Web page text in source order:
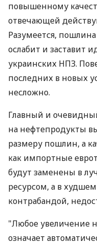
повышенному
отвечающей
Разумеется,
ослабит и заставит
украинских НПЗ.
последних в новых
несложно.
Главный и
на нефтепродукты
размеру пошлин, а
как импортные
будут заменены в
ресурсом, а в
контрабандой,
"Любое увеличение
означает